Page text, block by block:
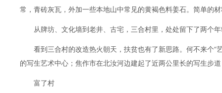
常，青砖灰瓦，外加一些本地山中常见的黄褐色料姜石。简单的
从牌坊、文化墙到老井、古宅，三合村里，处处留下了两个年
看到三合村的改造热火朝天，扶贫也有了新思路。何不来个“
的写生艺术中心；焦作市在北汝河边建起了近两公里长的写生步
富了村